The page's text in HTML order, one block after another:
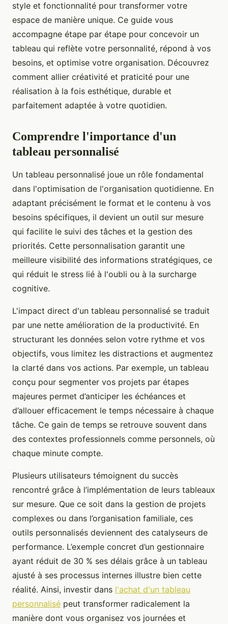
style et fonctionnalité pour transformer votre
espace de manière unique. Ce guide vous
accompagne étape par étape pour concevoir un
tableau qui reflète votre personnalité, répond à vos
besoins, et optimise votre organisation. Découvrez
comment allier créativité et praticité pour une
réalisation à la fois esthétique, durable et
parfaitement adaptée à votre quotidien.
Comprendre l'importance d'un
tableau personnalisé
Un tableau personnalisé joue un rôle fondamental
dans l'optimisation de l'organisation quotidienne. En
adaptant précisément le format et le contenu à vos
besoins spécifiques, il devient un outil sur mesure
qui facilite le suivi des tâches et la gestion des
priorités. Cette personnalisation garantit une
meilleure visibilité des informations stratégiques, ce
qui réduit le stress lié à l'oubli ou à la surcharge
cognitive.
L'impact direct d'un tableau personnalisé se traduit
par une nette amélioration de la productivité. En
structurant les données selon votre rythme et vos
objectifs, vous limitez les distractions et augmentez
la clarté dans vos actions. Par exemple, un tableau
conçu pour segmenter vos projets par étapes
majeures permet d’anticiper les échéances et
d’allouer efficacement le temps nécessaire à chaque
tâche. Ce gain de temps se retrouve souvent dans
des contextes professionnels comme personnels, où
chaque minute compte.
Plusieurs utilisateurs témoignent du succès
rencontré grâce à l’implémentation de leurs tableaux
sur mesure. Que ce soit dans la gestion de projets
complexes ou dans l’organisation familiale, ces
outils personnalisés deviennent des catalyseurs de
performance. L’exemple concret d’un gestionnaire
ayant réduit de 30 % ses délais grâce à un tableau
ajusté à ses processus internes illustre bien cette
réalité. Ainsi, investir dans l'achat d'un tableau
personnalisé peut transformer radicalement la
manière dont vous organisez vos journées et